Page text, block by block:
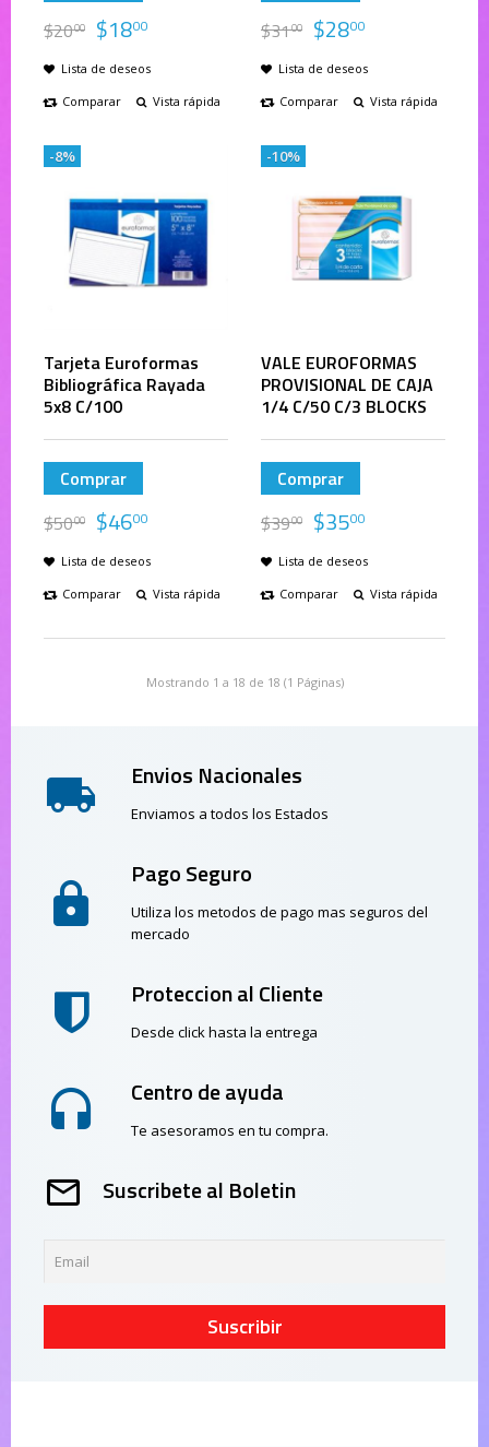
$2000 $1800
Lista de deseos
Comparar
Vista rápida
$3100 $2800
Lista de deseos
Comparar
Vista rápida
Tarjeta Euroformas
Bibliográfica Rayada
5x8 C/100
Comprar
$5000 $4600
Lista de deseos
Comparar
Vista rápida
-8%
VALE EUROFORMAS
PROVISIONAL DE CAJA
1/4 C/50 C/3 BLOCKS
Comprar
$3900 $3500
Lista de deseos
Comparar
Vista rápida
-10%
Mostrando 1 a 18 de 18 (1 Páginas)
Envios Nacionales
Enviamos a todos los Estados
Pago Seguro
Utiliza los metodos de pago mas seguros del
mercado
Proteccion al Cliente
Desde click hasta la entrega
Centro de ayuda
Te asesoramos en tu compra.
Suscribete al Boletin
Suscribir